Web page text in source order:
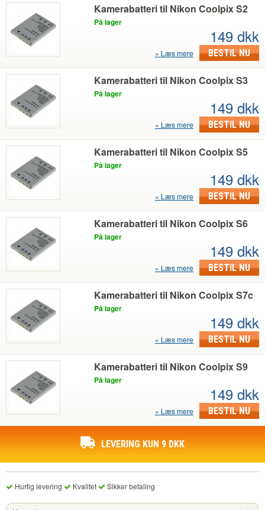
Kamerabatteri til Nikon Coolpix S2
På lager
149 dkk
BESTIL NU
Læs mere
Kamerabatteri til Nikon Coolpix S3
På lager
149 dkk
BESTIL NU
Læs mere
Kamerabatteri til Nikon Coolpix S5
På lager
149 dkk
BESTIL NU
Læs mere
Kamerabatteri til Nikon Coolpix S6
På lager
149 dkk
BESTIL NU
Læs mere
Kamerabatteri til Nikon Coolpix S7c
På lager
149 dkk
BESTIL NU
Læs mere
Kamerabatteri til Nikon Coolpix S9
På lager
149 dkk
BESTIL NU
Læs mere
LEVERING KUN 9 DKK
Hurtig levering Kvalitet Sikker betaling